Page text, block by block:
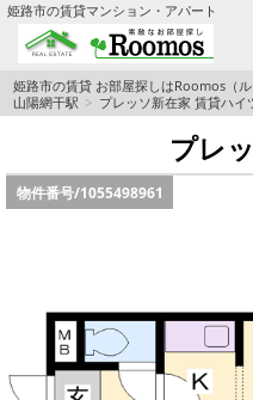
姫路市の賃貸マンション・アパート
TOPページ
ファミリー向けの部屋を探
一人暮らし向けの部屋を探す
カップル向けの部屋を探す
敷金礼金0円の部屋を探す
姫路市の賃貸 お部屋探しはRoomos（ル
山陽網干駅
プレッソ新在家 賃貸ハイ
プレ
物件番号/1055498961